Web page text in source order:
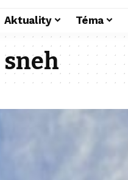
Aktuality Téma
sneh